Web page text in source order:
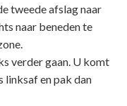
tweede afslag naar
naar beneden te
verder gaan. U komt
linksaf en pak dan